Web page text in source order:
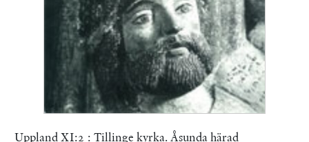
Uppland XI:2 : Tillinge kyrka. Åsunda härad